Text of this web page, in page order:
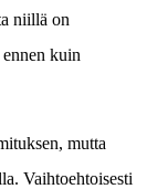
niillä on
ennen kuin
mutta
Vaihtoehtoisesti